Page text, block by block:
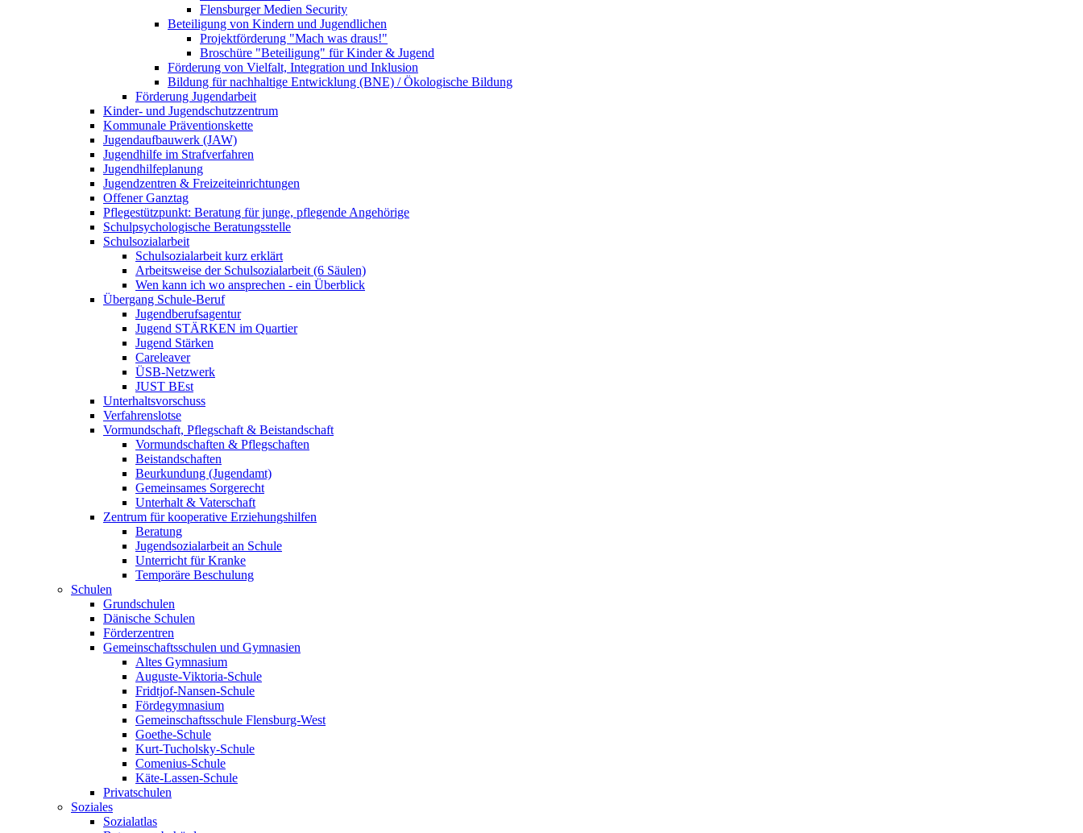
Flensburger Medien Security
Beteiligung von Kindern und Jugendlichen
Projektförderung "Mach was draus!"
Broschüre "Beteiligung" für Kinder & Jugend
Förderung von Vielfalt, Integration und Inklusion
Bildung für nachhaltige Entwicklung (BNE) / Ökologische Bildung
Förderung Jugendarbeit
Kinder- und Jugendschutzzentrum
Kommunale Präventionskette
Jugendaufbauwerk (JAW)
Jugendhilfe im Strafverfahren
Jugendhilfeplanung
Jugendzentren & Freizeiteinrichtungen
Offener Ganztag
Pflegestützpunkt: Beratung für junge, pflegende Angehörige
Schulpsychologische Beratungsstelle
Schulsozialarbeit
Schulsozialarbeit kurz erklärt
Arbeitsweise der Schulsozialarbeit (6 Säulen)
Wen kann ich wo ansprechen - ein Überblick
Übergang Schule-Beruf
Jugendberufsagentur
Jugend STÄRKEN im Quartier
Jugend Stärken
Careleaver
ÜSB-Netzwerk
JUST BEst
Unterhaltsvorschuss
Verfahrenslotse
Vormundschaft, Pflegschaft & Beistandschaft
Vormundschaften & Pflegschaften
Beistandschaften
Beurkundung (Jugendamt)
Gemeinsames Sorgerecht
Unterhalt & Vaterschaft
Zentrum für kooperative Erziehungshilfen
Beratung
Jugendsozialarbeit an Schule
Unterricht für Kranke
Temporäre Beschulung
Schulen
Grundschulen
Dänische Schulen
Förderzentren
Gemeinschaftsschulen und Gymnasien
Altes Gymnasium
Auguste-Viktoria-Schule
Fridtjof-Nansen-Schule
Fördegymnasium
Gemeinschaftsschule Flensburg-West
Goethe-Schule
Kurt-Tucholsky-Schule
Comenius-Schule
Käte-Lassen-Schule
Privatschulen
Soziales
Sozialatlas